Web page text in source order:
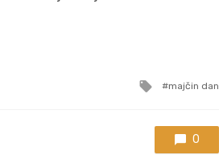
Tagged
majčin dan
0